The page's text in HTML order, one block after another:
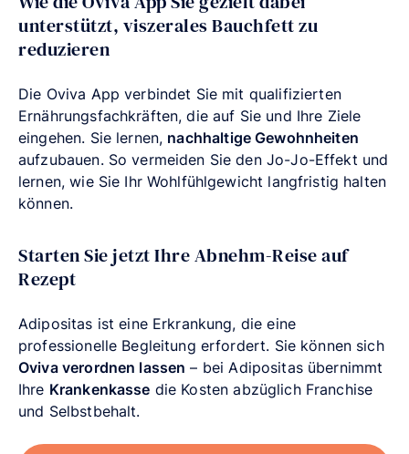
unterstützt, viszerales Bauchfett zu
reduzieren
Die Oviva App verbindet Sie mit qualifizierten
Ernährungsfachkräften, die auf Sie und Ihre Ziele
eingehen. Sie lernen, nachhaltige Gewohnheiten
aufzubauen. So vermeiden Sie den Jo-Jo-Effekt und
lernen, wie Sie Ihr Wohlfühlgewicht langfristig halten
können.
Starten Sie jetzt Ihre Abnehm-Reise auf
Rezept
Adipositas ist eine Erkrankung, die eine
professionelle Begleitung erfordert. Sie können sich
Oviva verordnen lassen – bei Adipositas übernimmt
Ihre Krankenkasse die Kosten abzüglich Franchise
und Selbstbehalt.